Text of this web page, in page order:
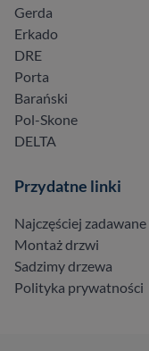
Gerda
Erkado
DRE
Porta
Barański
Pol-Skone
DELTA
Przydatne linki
Najczęściej
Montaż drzwi
Sadzimy drzewa
Polityka prywatności